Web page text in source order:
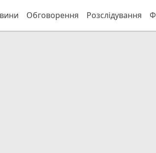
Обговорення Розслідування